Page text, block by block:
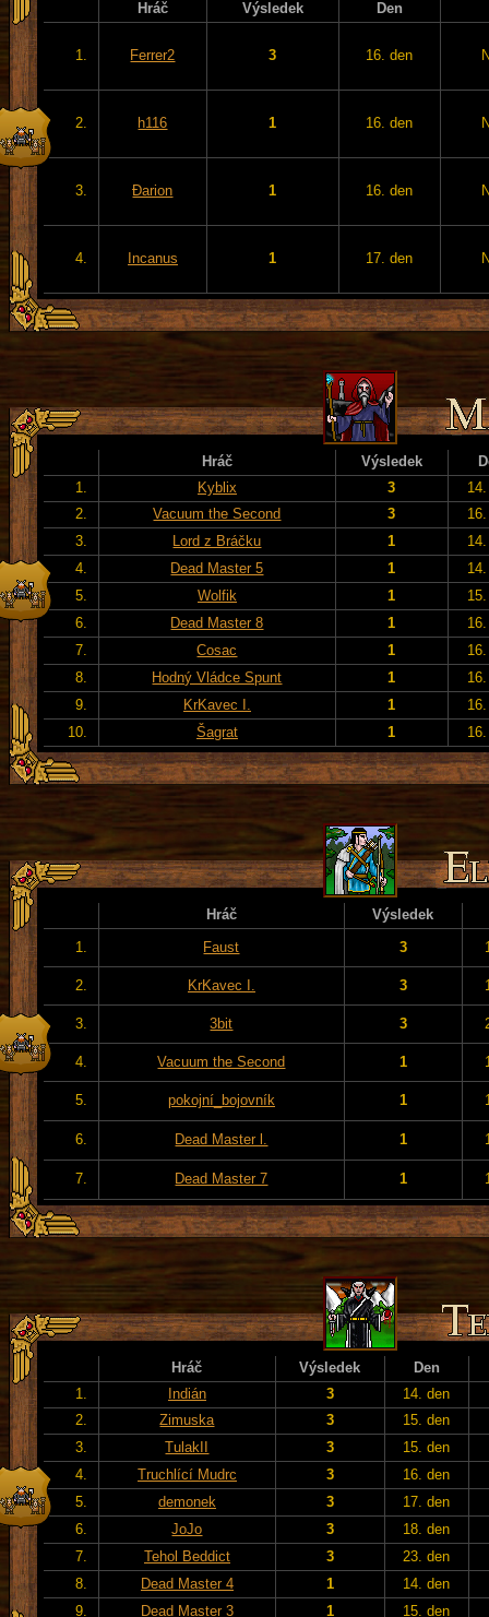
Hráč Výsledek Den
1. Ferrer2 3 16. den
2. h116 1 16. den
3. Đarion 1 16. den
4. Incanus 1 17. den
Hráč Výsledek
1.
Kyblix 3
2.
Vacuum the Second 3
3.
Lord z Bráčku 1
4.
Dead Master 5 1
5.
Wolfik 1
6.
Dead Master 8 1
7.
Cosac 1
8.
Hodný Vládce Spunt 1
9.
KrKavec I. 1
10.
Šagrat 1
Hráč
Výsledek
1.
Faust 3
2. KrKavec I. 3
3. 3bit 3
4. Vacuum the Second 1
5. pokojní_bojovník 1
6. Dead Master l. 1
7. Dead Master 7 1
Hráč Výsledek
Den
1.
Indián 3
14. den
2.
Zimuska 3
15. den
3.
TulakII 3
15. den
4.
Truchlící Mudrc 3
16. den
5.
demonek 3
17. den
6.
JoJo 3
18. den
7.
Tehol Beddict 3
23. den
8.
Dead Master 4 1
14. den
9.
Dead Master 3 1
15. den